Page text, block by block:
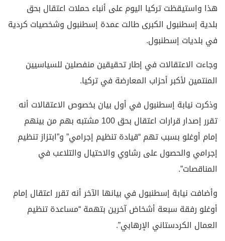
هذا واستيقظت تركيا اليوم على أنباء حملات اعتقال بحق
بلدية إسطنبول الكبرى طالت عمدة إسطنبول وشخصيات كردية
في بلديات إسطنبول.
وجاءت الاعتقالات في إطار تحقيقين منفصلين للسياسيين
المنتمين لأكبر أحزاب المعارضة في تركيا.
وذكرت نيابة إسطنبول في أول بيان بخصوص الاعتقالات أنه
تقرر إصدار قرارات اعتقال بحق 100 مشتبه بهم من بينهم
إمام أوغلو بسبب تهم “قيادة تنظيم إجرامي” و”ابتزاز تنظيم
إجرامي والحصول على رشاوي والاحتيال والتلاعب في
المناقصات”.
وأضافت نيابة إسطنبول في بيانها الآخر أنه تقرر اعتقال إمام
أوغلو رفقة سبعة أشخاض آخرين بتهمة “مساعدة تنظيم
العمال الكردستاني الإرهابي”.